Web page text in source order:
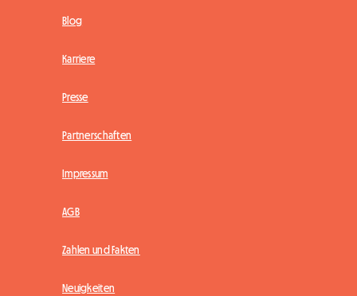
Blog
Karriere
Presse
Partnerschaften
Impressum
AGB
Zahlen und Fakten
Neuigkeiten